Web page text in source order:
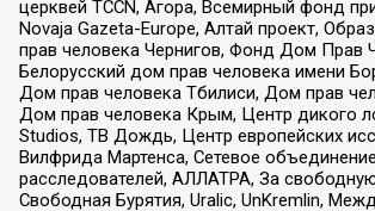
церквей TCCN, Агора, Всемирный фонд
Novaja Gazeta-Europe, Алтай проект,
прав человека Чернигов, Фонд Дом Прав
Белорусский дом прав человека имени
Дом прав человека Тбилиси, Дом прав
Дом прав человека Крым, Центр дикого
Studios, ТВ Дождь, Центр европейских
Вилфрида Мартенса, Сетевое
расследователей, АЛЛАТРА, За
Свободная Бурятия, Uralic, UnKremlin,